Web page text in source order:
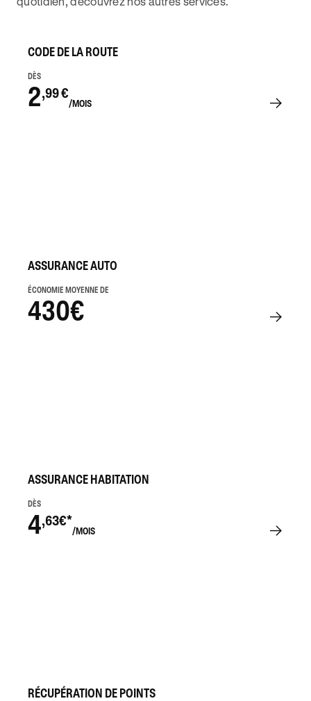
CODE DE LA ROUTE
DÈS
2,99 €
/MOIS
ASSURANCE AUTO
ÉCONOMIE MOYENNE DE
430€
ASSURANCE HABITATION
DÈS
4,63€*
/MOIS
RÉCUPÉRATION DE POINTS